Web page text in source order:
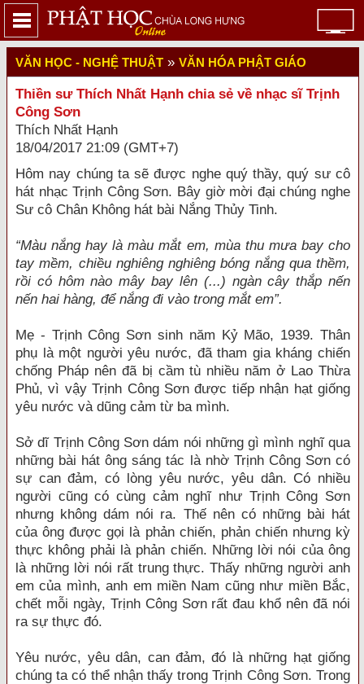
VĂN HỌC - NGHỆ THUẬT » VĂN HÓA PHẬT GIÁO
Thiền sư Thích Nhất Hạnh chia sẻ về nhạc sĩ Trịnh
Công Sơn
Thích Nhất Hạnh
18/04/2017 21:09 (GMT+7)
Hôm nay chúng ta sẽ được nghe quý thầy, quý sư cô
hát nhạc Trịnh Công Sơn. Bây giờ mời đại chúng nghe
Sư cô Chân Không hát bài Nắng Thủy Tinh.
“Màu nắng hay là màu mắt em, mùa thu mưa bay cho
tay mềm, chiều nghiêng nghiêng bóng nắng qua thềm,
rồi có hôm nào mây bay lên (...) ngàn cây thắp nến
nến hai hàng, để nắng đi vào trong mắt em”.
Mẹ - Trịnh Công Sơn sinh năm Kỷ Mão, 1939. Thân
phụ là một người yêu nước, đã tham gia kháng chiến
chống Pháp nên đã bị cầm tù nhiều năm ở Lao Thừa
Phủ, vì vậy Trịnh Công Sơn được tiếp nhận hạt giống
yêu nước và dũng cảm từ ba mình.
Sở dĩ Trịnh Công Sơn dám nói những gì mình nghĩ qua
những bài hát ông sáng tác là nhờ Trịnh Công Sơn có
sự can đảm, có lòng yêu nước, yêu dân. Có nhiều
người cũng có cùng cảm nghĩ như Trịnh Công Sơn
nhưng không dám nói ra. Thế nên có những bài hát
của ông được gọi là phản chiến, phản chiến nhưng kỳ
thực không phải là phản chiến. Những lời nói của ông
là những lời nói rất trung thực. Thấy những người anh
em của mình, anh em miền Nam cũng như miền Bắc,
chết mỗi ngày, Trịnh Công Sơn rất đau khổ nên đã nói
ra sự thực đó.
Yêu nước, yêu dân, can đảm, đó là những hạt giống
chúng ta có thể nhận thấy trong Trịnh Công Sơn. Trong